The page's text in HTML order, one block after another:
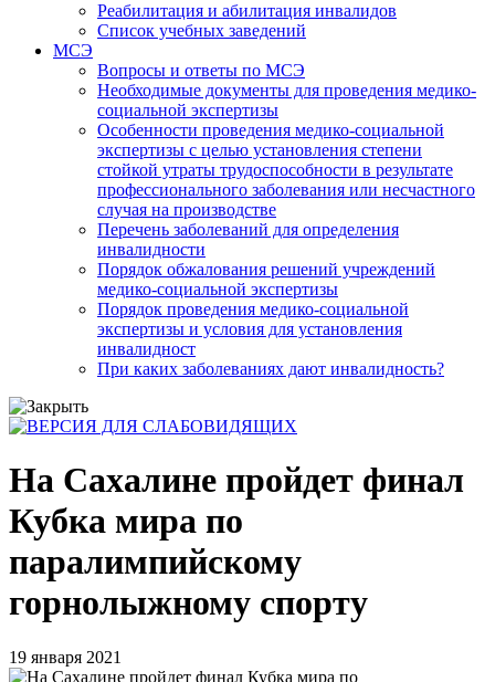
Реабилитация и абилитация инвалидов
Список учебных заведений
МСЭ
Вопросы и ответы по МСЭ
Необходимые документы для проведения медико-
социальной экспертизы
Особенности проведения медико-социальной
экспертизы с целью установления степени
стойкой утраты трудоспособности в результате
профессионального заболевания или несчастного
случая на производстве
Перечень заболеваний для определения
инвалидности
Порядок обжалования решений учреждений
медико-социальной экспертизы
Порядок проведения медико-социальной
экспертизы и условия для установления
инвалидност
При каких заболеваниях дают инвалидность?
На Сахалине пройдет финал
Кубка мира по
паралимпийскому
горнолыжному спорту
19 января 2021